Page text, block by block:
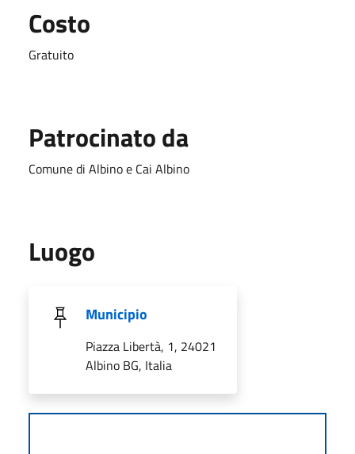
Costo
Gratuito
Patrocinato da
Comune di Albino e Cai Albino
Luogo
Municipio
Piazza Libertà, 1, 24021
Albino BG, Italia